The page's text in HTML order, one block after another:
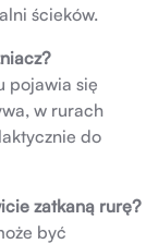
ścieków.
pojawia się
w rurach
do
zatkaną rurę?
być